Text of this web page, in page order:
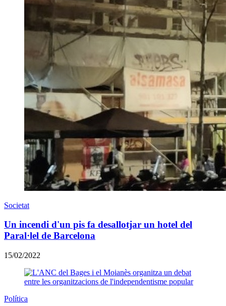
Societat
Un incendi d'un pis fa desallotjar un hotel del
Paral·lel de Barcelona
15/02/2022
Política